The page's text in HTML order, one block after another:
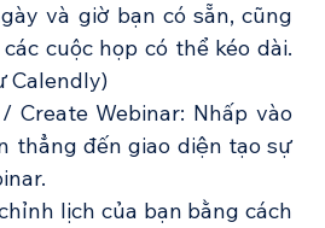
và giờ bạn có sẵn, cũng
cuộc họp có thể kéo dài.
Calendly)
Create Webinar: Nhấp vào
thẳng đến giao diện tạo sự
lịch của bạn bằng cách